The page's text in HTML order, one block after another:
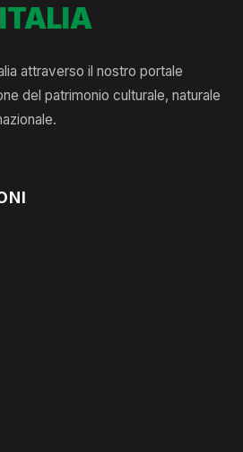
ITALIA
attraverso il nostro portale
del patrimonio culturale, naturale